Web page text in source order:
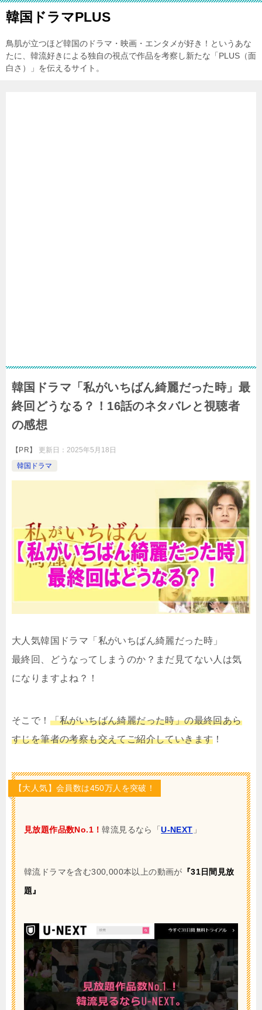
韓国ドラマPLUS
鳥肌が立つほど韓国のドラマ・映画・エンタメが好き！というあな
たに、韓流好きによる独自の視点で作品を考察し新たな「PLUS（面
白さ）」を伝えるサイト。
韓国ドラマ「私がいちばん綺麗だった時」最
終回どうなる？！16話のネタバレと視聴者
の感想
【PR】 更新日：2025年5月18日
韓国ドラマ
大人気韓国ドラマ「私がいちばん綺麗だった時」
最終回、どうなってしまうのか？まだ見てない人は気
になりますよね？！
そこで！ 「私がいちばん綺麗だった時」の最終回あら
すじを筆者の考察も交えてご紹介していきます ！
【大人気】会員数は450万人を突破！
見放題作品数No.1！韓流見るなら「U-NEXT 」
韓流ドラマを含む300,000本以上の動画が 『31日間見放
題』